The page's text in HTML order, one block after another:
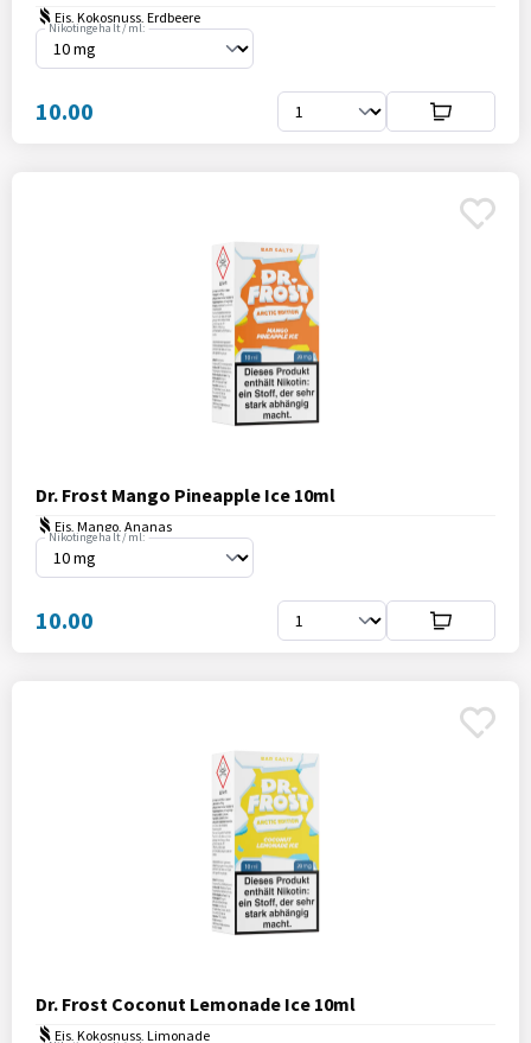
Eis, Kokosnuss, Erdbeere
Nikotingehalt / ml:
10.00
Dr. Frost Mango Pineapple Ice 10ml
Eis, Mango, Ananas
Nikotingehalt / ml:
10.00
Dr. Frost Coconut Lemonade Ice 10ml
Eis, Kokosnuss, Limonade